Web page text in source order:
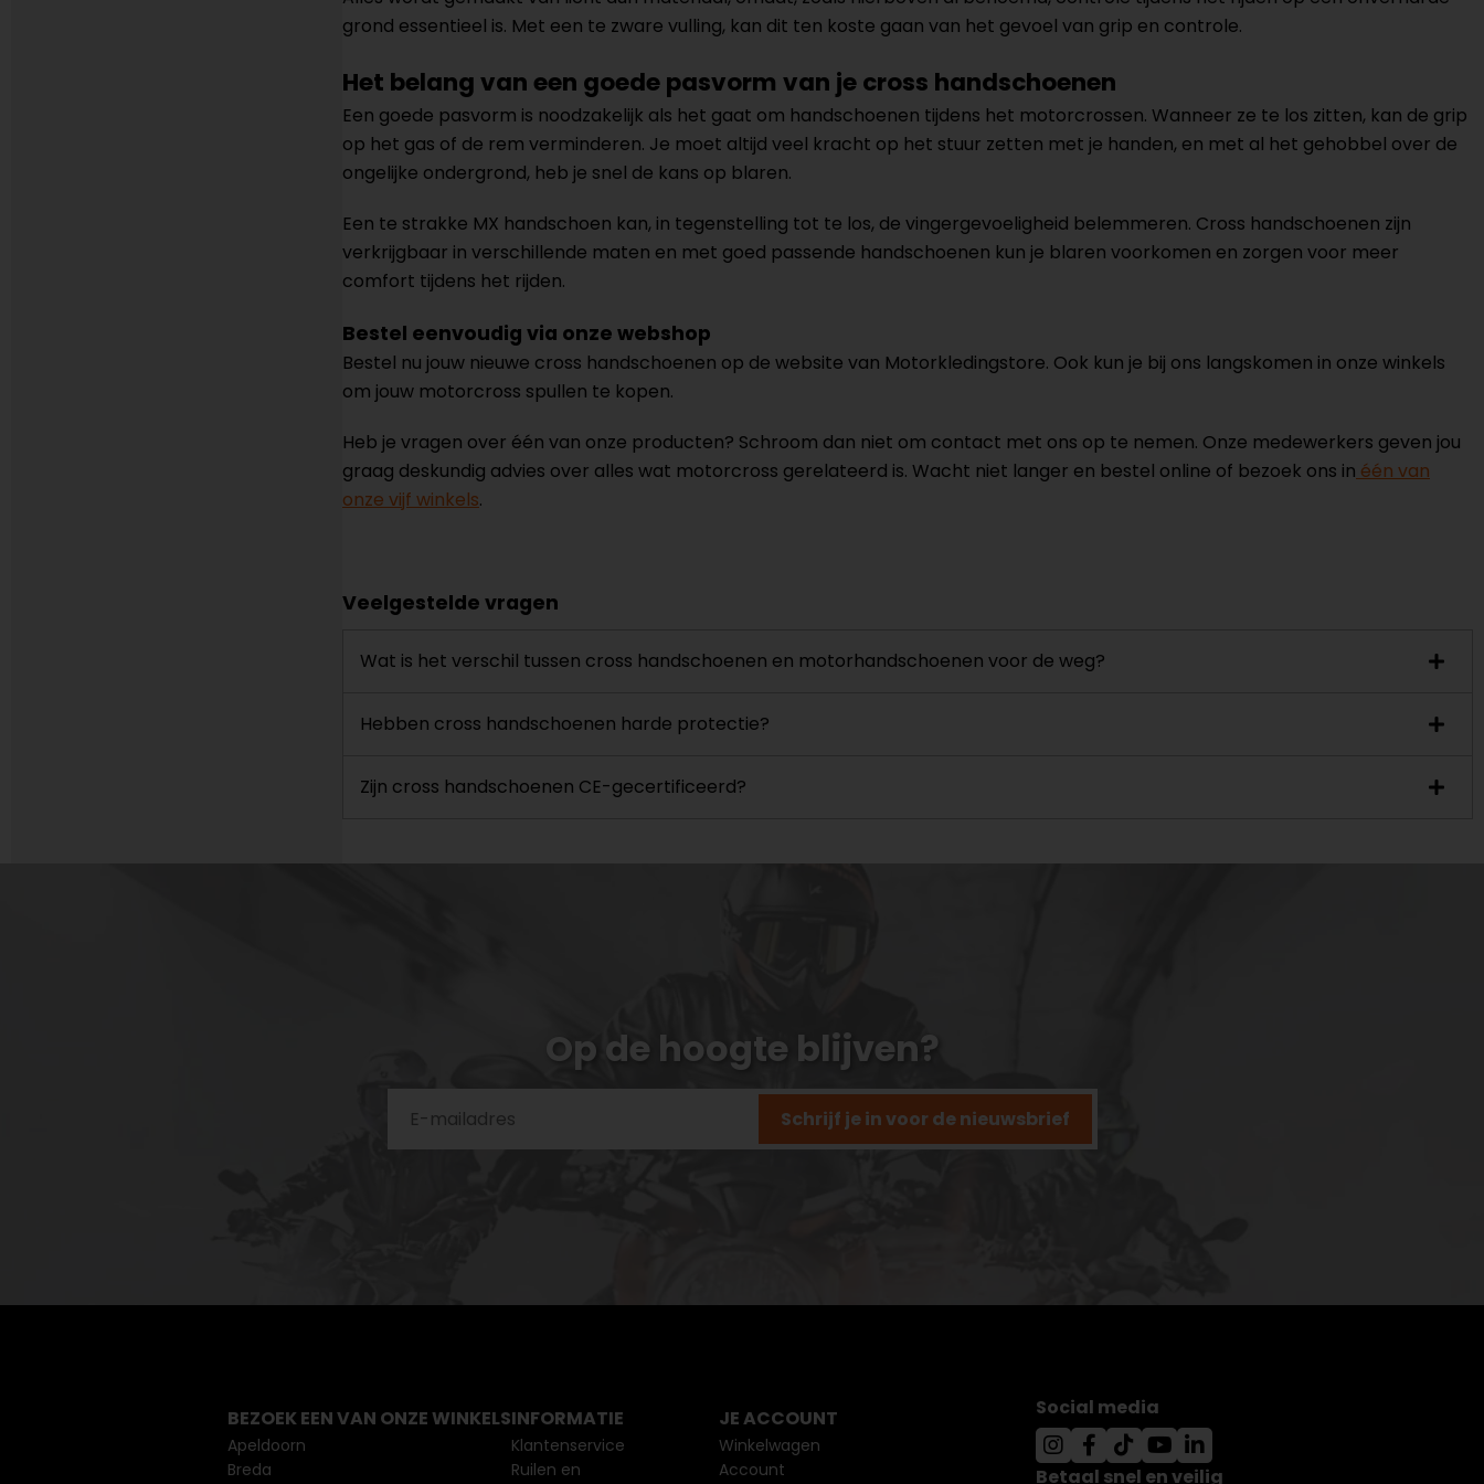
grond essentieel is. Met een te zware vulling, kan dit ten koste gaan van het gevoel van grip en controle.
Het belang van een goede pasvorm van je cross handschoenen
Een goede pasvorm is noodzakelijk als het gaat om handschoenen tijdens het motorcrossen. Wanneer ze te los zitten, kan de grip
op het gas of de rem verminderen. Je moet altijd veel kracht op het stuur zetten met je handen, en met al het gehobbel over de
ongelijke ondergrond, heb je snel de kans op blaren.
Een te strakke MX handschoen kan, in tegenstelling tot te los, de vingergevoeligheid belemmeren. Cross handschoenen zijn
verkrijgbaar in verschillende maten en met goed passende handschoenen kun je blaren voorkomen en zorgen voor meer
comfort tijdens het rijden.
Bestel eenvoudig via onze webshop
Bestel nu jouw nieuwe cross handschoenen op de website van Motorkledingstore. Ook kun je bij ons langskomen in onze winkels
om jouw motorcross spullen te kopen.
Heb je vragen over één van onze producten? Schroom dan niet om contact met ons op te nemen. Onze medewerkers geven jou
graag deskundig advies over alles wat motorcross gerelateerd is. Wacht niet langer en bestel online of bezoek ons in één van
onze vijf winkels.
Veelgestelde vragen
Wat is het verschil tussen cross handschoenen en motorhandschoenen voor de weg?
Hebben cross handschoenen harde protectie?
Zijn cross handschoenen CE-gecertificeerd?
Op de hoogte blijven?
Schrijf je in voor de nieuwsbrief
BEZOEK EEN VAN ONZE WINKELS
Apeldoorn
Breda
INFORMATIE
Klantenservice
Ruilen en
JE ACCOUNT
Winkelwagen
Account
Social media
Betaal snel en veilig